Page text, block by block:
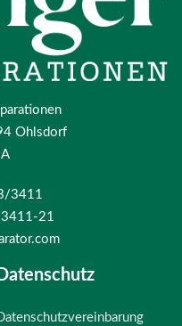
Ohlsdorf
3411
21
Datenschutz